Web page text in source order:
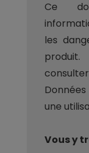
Ce
les
une
Vous y